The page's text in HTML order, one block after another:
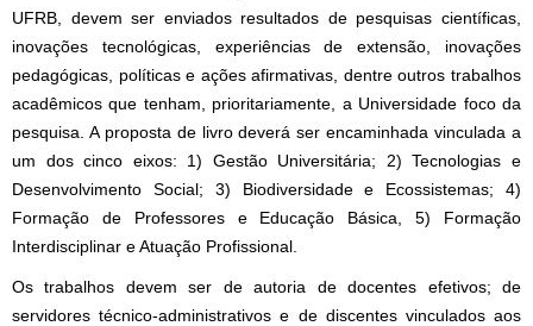
UFRB, devem ser enviados resultados de pesquisas científicas,
inovações tecnológicas, experiências de extensão, inovações
pedagógicas, políticas e ações afirmativas, dentre outros trabalhos
acadêmicos que tenham, prioritariamente, a Universidade foco da
pesquisa. A proposta de livro deverá ser encaminhada vinculada a
um dos cinco eixos: 1) Gestão Universitária; 2) Tecnologias e
Desenvolvimento Social; 3) Biodiversidade e Ecossistemas; 4)
Formação de Professores e Educação Básica, 5) Formação
Interdisciplinar e Atuação Profissional.
Os trabalhos devem ser de autoria de docentes efetivos; de
servidores técnico-administrativos e de discentes vinculados aos